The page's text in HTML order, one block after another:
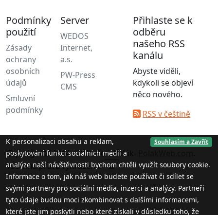
Podmínky
použití
Zásady
ochrany
osobních
údajů
Smluvní
podmínky
Server
WEDOS
Internet,
a.s.
PW-Press
CMS
Přihlaste se k
odběru
našeho RSS
kanálu
Abyste viděli,
kdykoli se objeví
něco nového.
RSS v češtině
Copyright © 2014 - 2026 Petr Polák-
Všechna práva vyhrazena. ▲
Souhlasím a Zavřít
K personalizaci obsahu a reklam,
poskytování funkcí sociálních médií a
analýze naší návštěvnosti bychom chtěli využít soubory cookie.
Informace o tom, jak náš web budete používat či sdílet se
svými partnery pro sociální média, inzerci a analýzy. Partneři
tyto údaje budou moci zkombinovat s dalšími informacemi,
které jste jim poskytli nebo které získali v důsledku toho, že